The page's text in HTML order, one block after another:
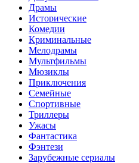
Драмы
Исторические
Комедии
Криминальные
Мелодрамы
Мультфильмы
Мюзиклы
Приключения
Семейные
Спортивные
Триллеры
Ужасы
Фантастика
Фэнтези
Зарубежные сериалы